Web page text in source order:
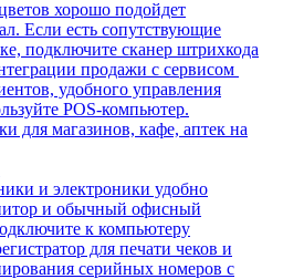
хорошо подойдет
Если есть сопутствующие
подключите сканер штрихкода
продажи с сервисом
удобного управления
POS-компьютер.
и электроники удобно
и обычный офисный
к компьютеру
для печати чеков и
серийных номеров с